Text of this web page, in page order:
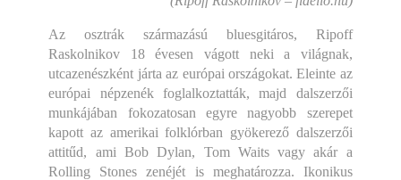
Az osztrák származású bluesgitáros, Ripoff
Raskolnikov 18 évesen vágott neki a világnak,
utcazenészként járta az európai országokat. Eleinte az
európai népzenék foglalkoztatták, majd dalszerzői
munkájában fokozatosan egyre nagyobb szerepet
kapott az amerikai folklórban gyökerező dalszerzői
attitűd, ami Bob Dylan, Tom Waits vagy akár a
Rolling Stones zenéjét is meghatározza. Ikonikus